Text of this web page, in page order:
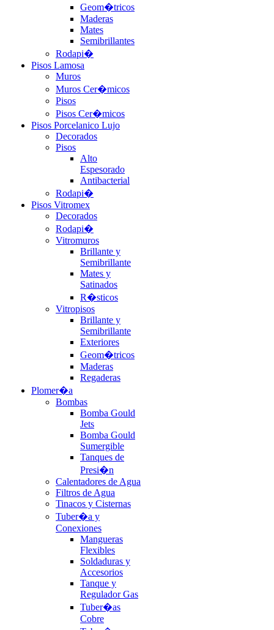
Geom�tricos
Maderas
Mates
Semibrillantes
Rodapi�
Pisos Lamosa
Muros
Muros Cer�micos
Pisos
Pisos Cer�micos
Pisos Porcelanico Lujo
Decorados
Pisos
Alto
Espesorado
Antibacterial
Rodapi�
Pisos Vitromex
Decorados
Rodapi�
Vitromuros
Brillante y
Semibrillante
Mates y
Satinados
R�sticos
Vitropisos
Brillante y
Semibrillante
Exteriores
Geom�tricos
Maderas
Regaderas
Plomer�a
Bombas
Bomba Gould
Jets
Bomba Gould
Sumergible
Tanques de
Presi�n
Calentadores de Agua
Filtros de Agua
Tinacos y Cisternas
Tuber�a y
Conexiones
Mangueras
Flexibles
Soldaduras y
Accesorios
Tanque y
Regulador Gas
Tuber�as
Cobre